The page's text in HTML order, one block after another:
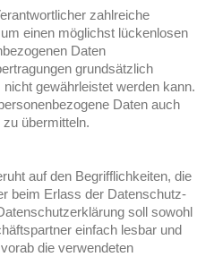
zahlreiche
einen möglichst lückenlosen
Daten
grundsätzlich
gewährleistet werden kann.
Daten auch
übermitteln.
auf den Begrifflichkeiten, die
beim Erlass der Datenschutz-
soll sowohl
einfach lesbar und
die verwendeten